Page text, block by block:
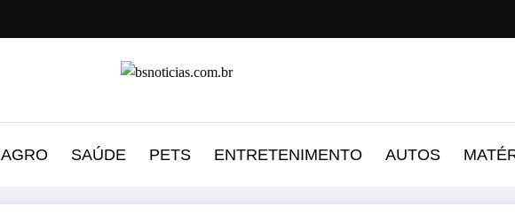
AGRO SAÚDE PETS ENTRETENIMENTO AUTOS